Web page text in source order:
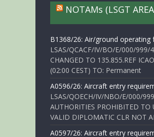
NOTAMs (LSGT
B1368/26: Air/ground operating
LSAS/QCACF/IV/BO/E/000/999/
CHANGED TO 135.855.REF
(02:00 CEST) TO: Permanent
A0596/26: Aircraft entry
LSAS/QOECH/IV/NBO/E/000/
AUTHORITIES PROHIBITED TO
VALID DIPLOMATIC CLR NOT
A0597/26: Aircraft entry